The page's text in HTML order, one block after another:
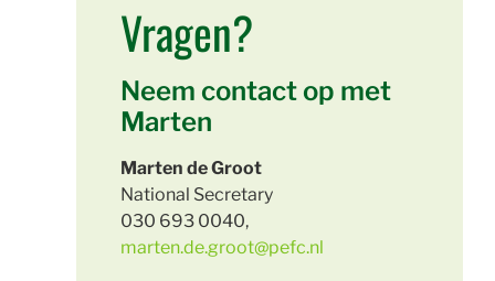
Vragen?
Neem contact op met
Marten
Marten de Groot
National Secretary
030 693 0040,
marten.de.groot@pefc.nl